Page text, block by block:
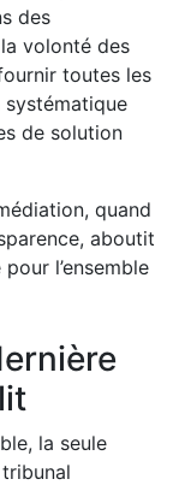
des
volonté des
toutes les
de solution
quand
aboutit
l’ensemble
la seule